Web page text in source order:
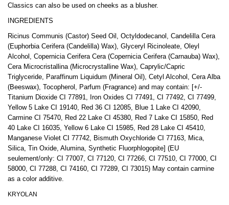
Classics can also be used on cheeks as a blusher.
INGREDIENTS
Ricinus Communis (Castor) Seed Oil, Octyldodecanol, Candelilla Cera
(Euphorbia Cerifera (Candelilla) Wax), Glyceryl Ricinoleate, Oleyl
Alcohol, Copernicia Cerifera Cera (Copernicia Cerifera (Carnauba) Wax),
Cera Microcristallina (Microcrystalline Wax), Caprylic/Capric
Triglyceride, Paraffinum Liquidum (Mineral Oil), Cetyl Alcohol, Cera Alba
(Beeswax), Tocopherol, Parfum (Fragrance) and may contain: [+/-
Titanium Dioxide CI 77891, Iron Oxides CI 77491, CI 77492, CI 77499,
Yellow 5 Lake CI 19140, Red 36 CI 12085, Blue 1 Lake CI 42090,
Carmine CI 75470, Red 22 Lake CI 45380, Red 7 Lake CI 15850, Red
40 Lake CI 16035, Yellow 6 Lake CI 15985, Red 28 Lake CI 45410,
Manganese Violet CI 77742, Bismuth Oxychloride CI 77163, Mica,
Silica, Tin Oxide, Alumina, Synthetic Fluorphlogopite] (EU
seulement/only: CI 77007, CI 77120, CI 77266, CI 77510, CI 77000, CI
58000, CI 77288, CI 74160, CI 77289, CI 73015) May contain carmine
as a color additive.
KRYOLAN